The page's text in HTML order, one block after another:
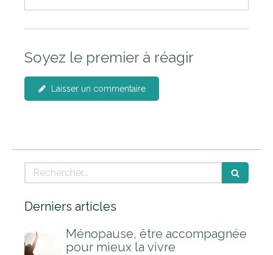
Soyez le premier à réagir
Laisser un commentaire
Rechercher
Derniers articles
Ménopause, être accompagnée
pour mieux la vivre